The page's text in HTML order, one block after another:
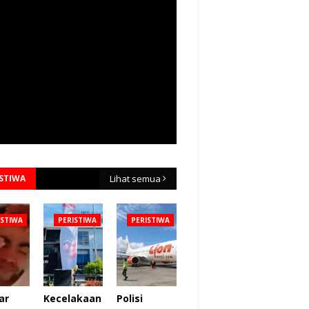
Lihat semua
PERISTIWA
Kecelakaan
PERISTIWA
Polisi